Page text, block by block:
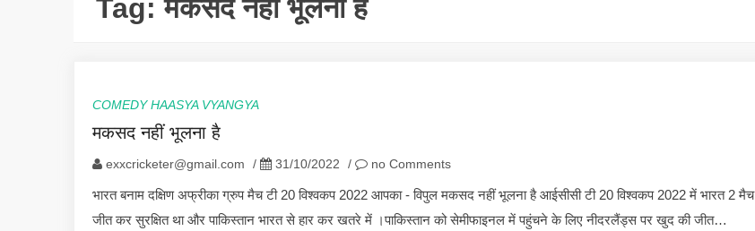
Tag:मकसद नहीं भूलना है
COMEDY HAASYA VYANGYA
मकसद नहीं भूलना है
exxcricketer@gmail.com / 31/10/2022 / no Comments
भारत बनाम दक्षिण अफ्रीका ग्रुप मैच टी 20 विश्वकप 2022 आपका - विपुल मकसद नहीं भूलना है आईसीसी टी 20 विश्वकप 2022 में भारत 2 मैच
जीत कर सुरक्षित था और पाकिस्तान भारत से हार कर खतरे में ।पाकिस्तान को सेमीफाइनल में पहुंचने के लिए नीदरलैंड्स पर खुद की जीत…